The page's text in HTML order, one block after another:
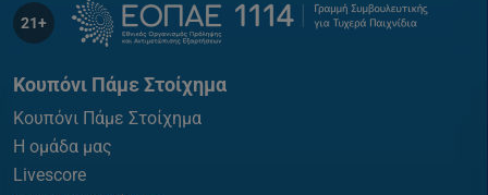
21+
Κουπόνι Πάμε Στοίχημα
Κουπόνι Πάμε Στοίχημα
Η ομάδα μας
Livescore